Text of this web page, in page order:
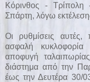
Κόρινθος -
Σπάρτη, λόγω
Οι ρυθμίσεις
ασφαλή
αποφυγή
διάστημα από την
έως την Δευτέρα 30/